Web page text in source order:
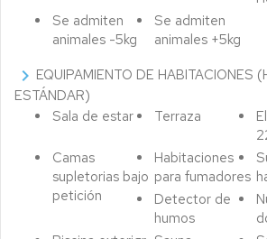
Se admiten
animales -5kg
Se admiten
animales +5kg
chevron_right EQUIPAMIENTO DE HABITACIONES
ESTÁNDAR)
Sala de estar
Terraza
Camas
supletorias bajo
petición
Habitaciones
para fumadores
Detector de
humos